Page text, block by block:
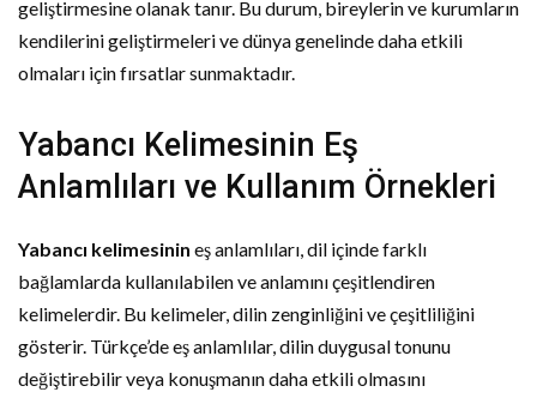
geliştirmesine olanak tanır. Bu durum, bireylerin ve kurumların
kendilerini geliştirmeleri ve dünya genelinde daha etkili
olmaları için fırsatlar sunmaktadır.
Yabancı Kelimesinin Eş
Anlamlıları ve Kullanım Örnekleri
Yabancı kelimesinin eş anlamlıları, dil içinde farklı
bağlamlarda kullanılabilen ve anlamını çeşitlendiren
kelimelerdir. Bu kelimeler, dilin zenginliğini ve çeşitliliğini
gösterir. Türkçe’de eş anlamlılar, dilin duygusal tonunu
değiştirebilir veya konuşmanın daha etkili olmasını